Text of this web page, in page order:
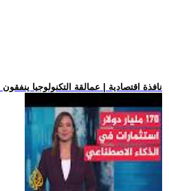
.. نافذة اقتصادية | عمالقة التكنولوجيا ينفقون 170 مليار دولار ع